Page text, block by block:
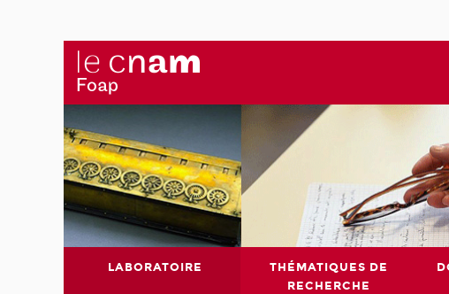
LABORATOIRE
THÉMATIQUES DE
RECHERCHE